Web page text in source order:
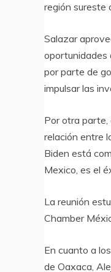
región sureste
Salazar
oportunidades
por parte de
impulsar las
Por otra parte,
relación entre
Biden está
Mexico, es el
La reunión
Chamber
En cuanto a
de Oaxaca,